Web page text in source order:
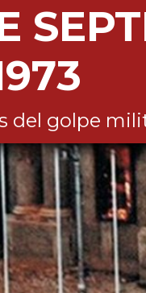
del golpe